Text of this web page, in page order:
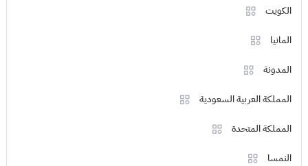
الكويت
المانيا
المدونة
المملكة العربية السعودية
المملكة المتحدة
النمسا